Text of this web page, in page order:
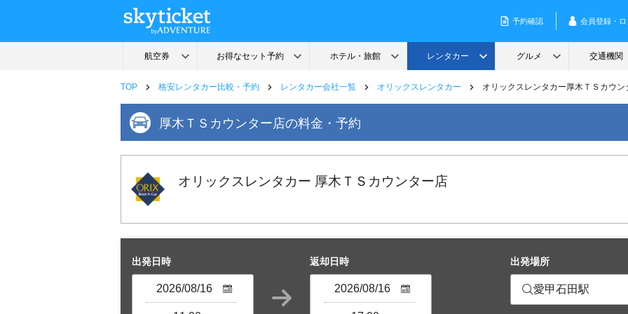
TOP 格安レンタカー比較・予約 レンタカー会社一覧 オリックスレンタカー オリックスレンタカー厚木ＴＳカウン
厚木ＴＳカウンター店の料金・予約
オリックスレンタカー 厚木ＴＳカウンター店
出発日時 返却日時 出発場所
愛甲石田駅